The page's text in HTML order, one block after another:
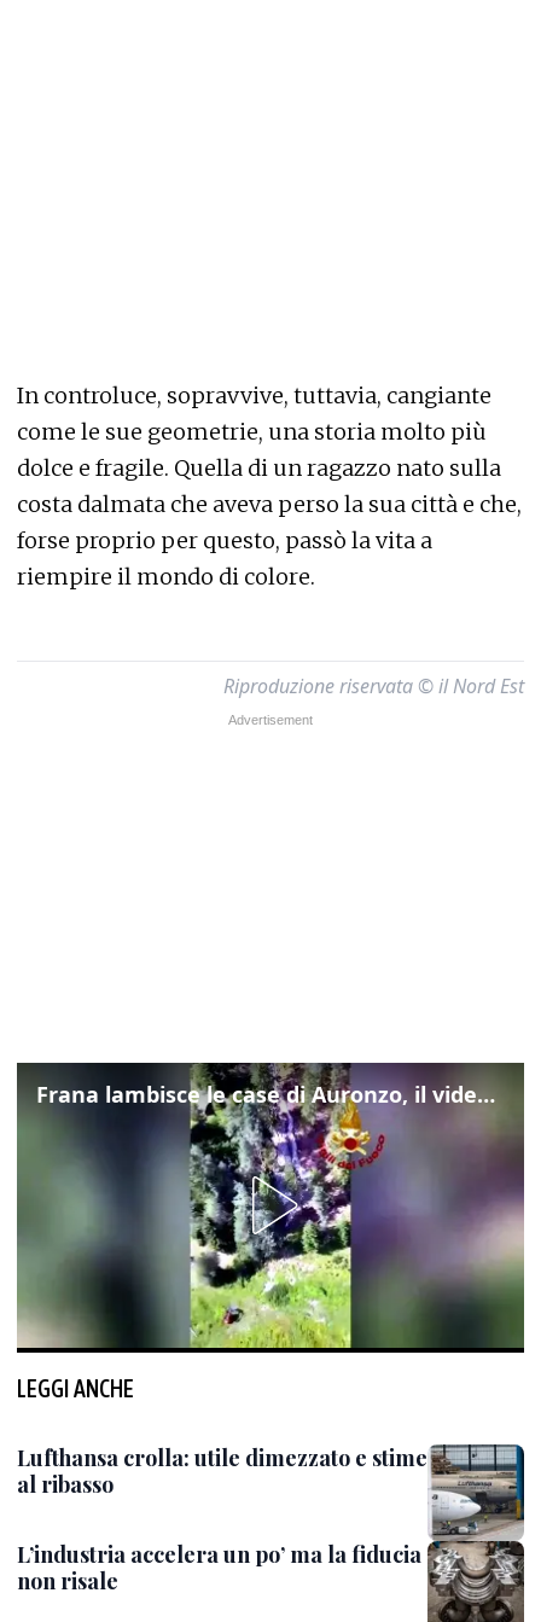
In controluce, sopravvive, tuttavia, cangiante
come le sue geometrie, una storia molto più
dolce e fragile. Quella di un ragazzo nato sulla
costa dalmata che aveva perso la sua città e che,
forse proprio per questo, passò la vita a
riempire il mondo di colore.
Riproduzione riservata © il Nord Est
Frana lambisce le case di Auronzo, il video dall'elicottero dei vigili del fuoco
LEGGI ANCHE
Lufthansa crolla: utile dimezzato e stime
al ribasso
L’industria accelera un po’ ma la fiducia
non risale